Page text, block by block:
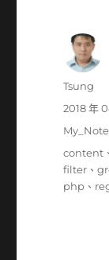
作
Tsung
發
日
期:
2018 年
分
標
籤
content
filter 、
php 、